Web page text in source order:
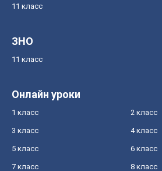
11 класс
ЗНО
11 класс
Онлайн уроки
1 класс 2 класс
3 класс 4 класс
5 класс 6 класс
7 класс 8 класс